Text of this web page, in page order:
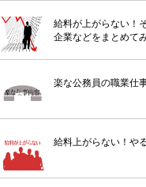
給料が上がらない！
企業などをまとめて
楽な公務員の職業仕
給料上がらない！や